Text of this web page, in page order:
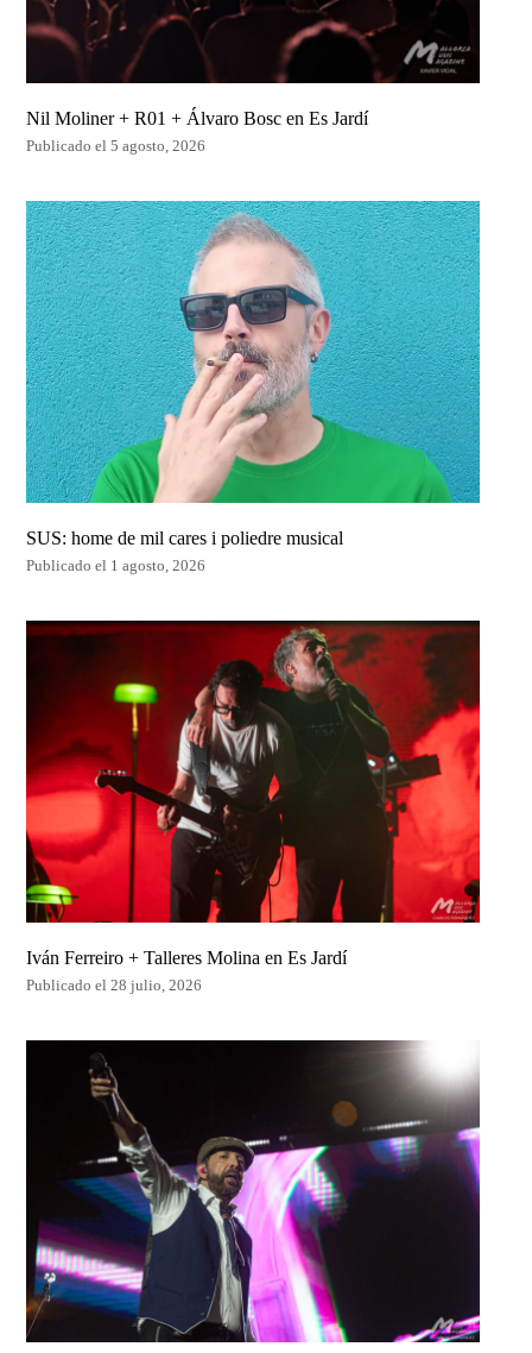
Nil Moliner + R01 + Álvaro Bosc en Es Jardí
Publicado el 5 agosto, 2026
SUS: home de mil cares i poliedre musical
Publicado el 1 agosto, 2026
Iván Ferreiro + Talleres Molina en Es Jardí
Publicado el 28 julio, 2026